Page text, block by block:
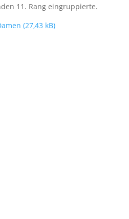
11. Rang eingruppierte.